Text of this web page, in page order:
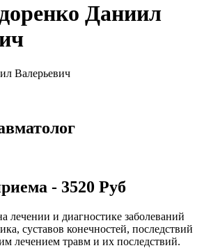
Даниил
- 3520 Руб
лечении и диагностике заболеваний
суставов конечностей, последствий
лечением травм и их последствий.